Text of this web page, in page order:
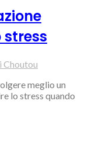
stress
Choutou
meglio un
lo stress quando